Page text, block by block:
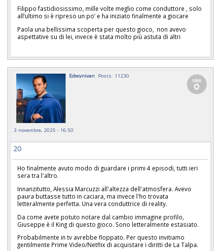
Filippo fastidiosissimo, mille volte meglio come conduttore , solo
all’ultimo si è ripreso un po’ e ha iniziato finalmente a giocare
Paola una bellissima scoperta per questo gioco, non avevo
aspettative su di lei, invece è stata molto più astuta di altri
Edwynivan Posts: 11230
3 novembre, 2025 - 16:50
20
Ho finalmente avuto modo di guardare i primi 4 episodi, tutti ieri
sera tra l'altro.
Innanzitutto, Alessia Marcuzzi all'altezza dell'atmosfera. Avevo
paura buttasse tutto in caciara, ma invece l'ho trovata
letteralmente perfetta. Una vera conduttrice di reality.
Da come avete potuto notare dal cambio immagine profilo,
Giuseppe è il King di questo gioco. Sono letteralmente estasiato.
Probabilmente in tv avrebbe floppato. Per questo invitiamo
gentilmente Prime Video/Netflix di acquistare i diritti de La Talpa.